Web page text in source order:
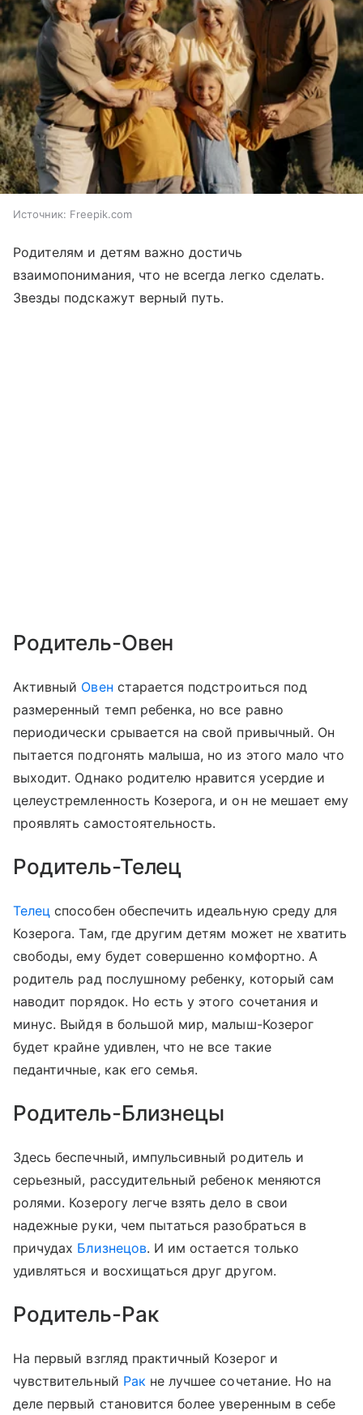
Источник: Freepik.com
Родителям и детям важно достичь
взаимопонимания, что не всегда легко сделать.
Звезды подскажут верный путь.
Родитель-Овен
Активный Овен старается подстроиться под
размеренный темп ребенка, но все равно
периодически срывается на свой привычный. Он
пытается подгонять малыша, но из этого мало что
выходит. Однако родителю нравится усердие и
целеустремленность Козерога, и он не мешает ему
проявлять самостоятельность.
Родитель-Телец
Телец способен обеспечить идеальную среду для
Козерога. Там, где другим детям может не хватить
свободы, ему будет совершенно комфортно. А
родитель рад послушному ребенку, который сам
наводит порядок. Но есть у этого сочетания и
минус. Выйдя в большой мир, малыш-Козерог
будет крайне удивлен, что не все такие
педантичные, как его семья.
Родитель-Близнецы
Здесь беспечный, импульсивный родитель и
серьезный, рассудительный ребенок меняются
ролями. Козерогу легче взять дело в свои
надежные руки, чем пытаться разобраться в
причудах Близнецов. И им остается только
удивляться и восхищаться друг другом.
Родитель-Рак
На первый взгляд практичный Козерог и
чувствительный Рак не лучшее сочетание. Но на
деле первый становится более уверенным в себе